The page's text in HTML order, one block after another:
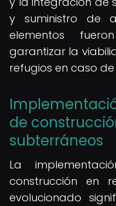
y suministro de
elementos
garantizar la
refugios en caso
de
subterráneos
La
construcción en
evolucionado